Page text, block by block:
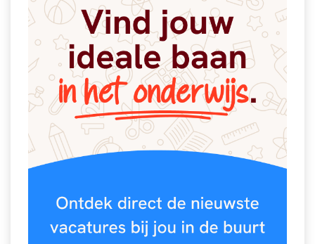
Mediawijsheid
Nieuws
Onderwijsprijs
Ruimte
Schoolreisideeën
Schoolspullen
Seksualiteit
Sinterklaas
AI voor het onderwijs
Kruiswoordpuzzels
Onderwijslonen
Vrijeschoolonderwijs
Montessori onderwijs
Jenaplanonderwijs
Daltononderwijs
Onderwijsvacatures
Afscheidstekst collega